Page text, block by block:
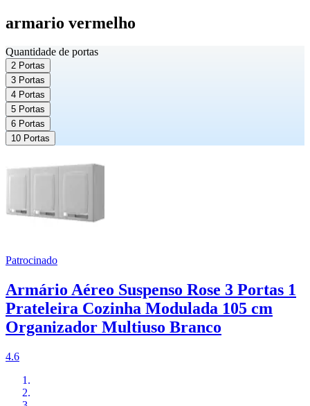
armario vermelho
Quantidade de portas
2 Portas
3 Portas
4 Portas
5 Portas
6 Portas
10 Portas
Patrocinado
Armário Aéreo Suspenso Rose 3 Portas 1
Prateleira Cozinha Modulada 105 cm
Organizador Multiuso Branco
4.6